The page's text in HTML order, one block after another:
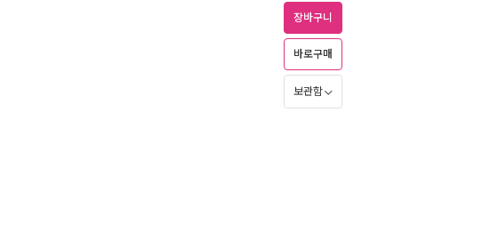
장바구니
바로구매
보관함